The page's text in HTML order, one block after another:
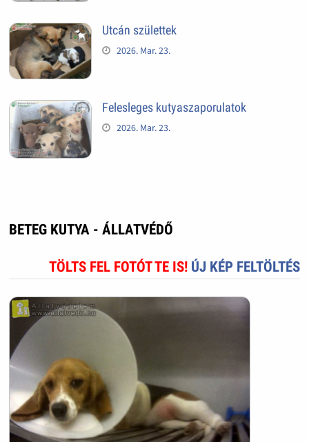
Utcán születtek
2026. Mar. 23.
Felesleges kutyaszaporulatok
2026. Mar. 23.
BETEG KUTYA - ÁLLATVÉDŐ
TÖLTS FEL FOTÓT TE IS! ÚJ KÉP FELTÖLTÉS